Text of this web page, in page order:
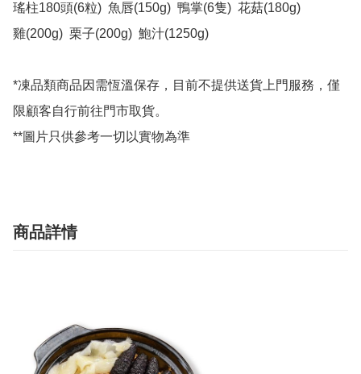
瑤柱180頭(6粒)  魚唇(150g)  鴨掌(6隻)  花菇(180g)
雞(200g)  栗子(200g)  鮑汁(1250g)
*凍品類商品因需恆溫保存，目前不提供送貨上門服務，僅
限顧客自行前往門市取貨。
**圖片只供參考一切以實物為準
商品詳情